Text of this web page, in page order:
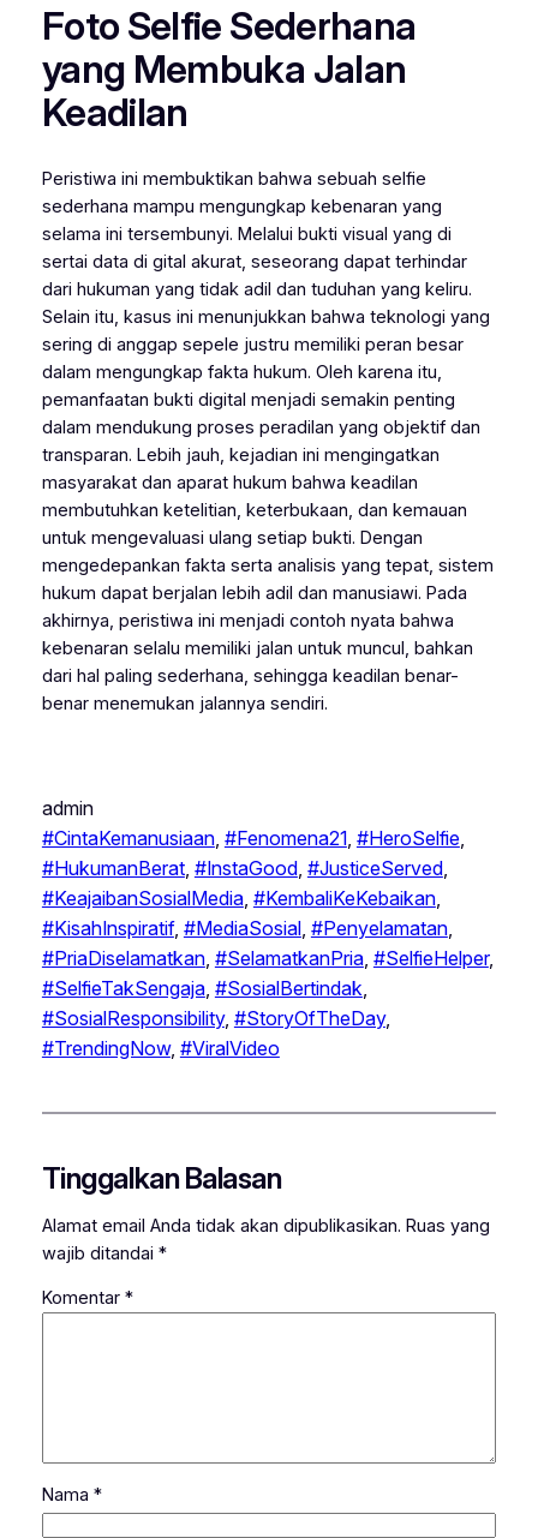
Foto Selfie Sederhana
yang Membuka Jalan
Keadilan
Peristiwa ini membuktikan bahwa sebuah selfie
sederhana mampu mengungkap kebenaran yang
selama ini tersembunyi. Melalui bukti visual yang di
sertai data di gital akurat, seseorang dapat terhindar
dari hukuman yang tidak adil dan tuduhan yang keliru.
Selain itu, kasus ini menunjukkan bahwa teknologi yang
sering di anggap sepele justru memiliki peran besar
dalam mengungkap fakta hukum. Oleh karena itu,
pemanfaatan bukti digital menjadi semakin penting
dalam mendukung proses peradilan yang objektif dan
transparan. Lebih jauh, kejadian ini mengingatkan
masyarakat dan aparat hukum bahwa keadilan
membutuhkan ketelitian, keterbukaan, dan kemauan
untuk mengevaluasi ulang setiap bukti. Dengan
mengedepankan fakta serta analisis yang tepat, sistem
hukum dapat berjalan lebih adil dan manusiawi. Pada
akhirnya, peristiwa ini menjadi contoh nyata bahwa
kebenaran selalu memiliki jalan untuk muncul, bahkan
dari hal paling sederhana, sehingga keadilan benar-
benar menemukan jalannya sendiri.
admin
#CintaKemanusiaan, #Fenomena21, #HeroSelfie
#HukumanBerat, #InstaGood, #JusticeServed
#KeajaibanSosialMedia, #KembaliKeKebaikan
#KisahInspiratif, #MediaSosial, #Penyelamatan
#PriaDiselamatkan, #SelamatkanPria, #SelfieHelper
#SelfieTakSengaja, #SosialBertindak
#SosialResponsibility, #StoryOfTheDay
#TrendingNow, #ViralVideo
Tinggalkan Balasan
Alamat email Anda tidak akan dipublikasikan. Ruas yang
wajib ditandai *
Komentar *
Nama *